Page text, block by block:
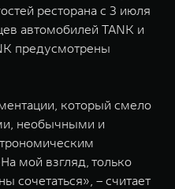
ресторана с 3 июля
автомобилей TANK и
предусмотрены
который смело
необычными и
мой взгляд, только
сочетаться», – считает